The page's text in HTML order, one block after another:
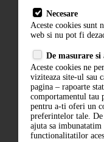
Necesare
Aceste cookies sunt
web si nu pot fi
De masurare si
Aceste cookies ne
viziteaza site-ul sau
pagina – rapoarte
comportamentul tau
pentru a-ti oferi un
preferintelor tale. De
ajuta sa
functionalitatilor